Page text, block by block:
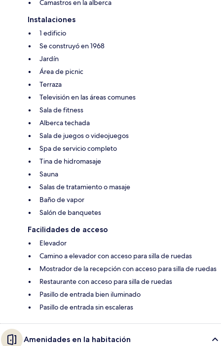
Camastros en la alberca
Instalaciones
1 edificio
Se construyó en 1968
Jardín
Área de picnic
Terraza
Televisión en las áreas comunes
Sala de fitness
Alberca techada
Sala de juegos o videojuegos
Spa de servicio completo
Tina de hidromasaje
Sauna
Salas de tratamiento o masaje
Baño de vapor
Salón de banquetes
Facilidades de acceso
Elevador
Camino a elevador con acceso para silla de ruedas
Mostrador de la recepción con acceso para silla de ruedas
Restaurante con acceso para silla de ruedas
Pasillo de entrada bien iluminado
Pasillo de entrada sin escaleras
Amenidades en la habitación